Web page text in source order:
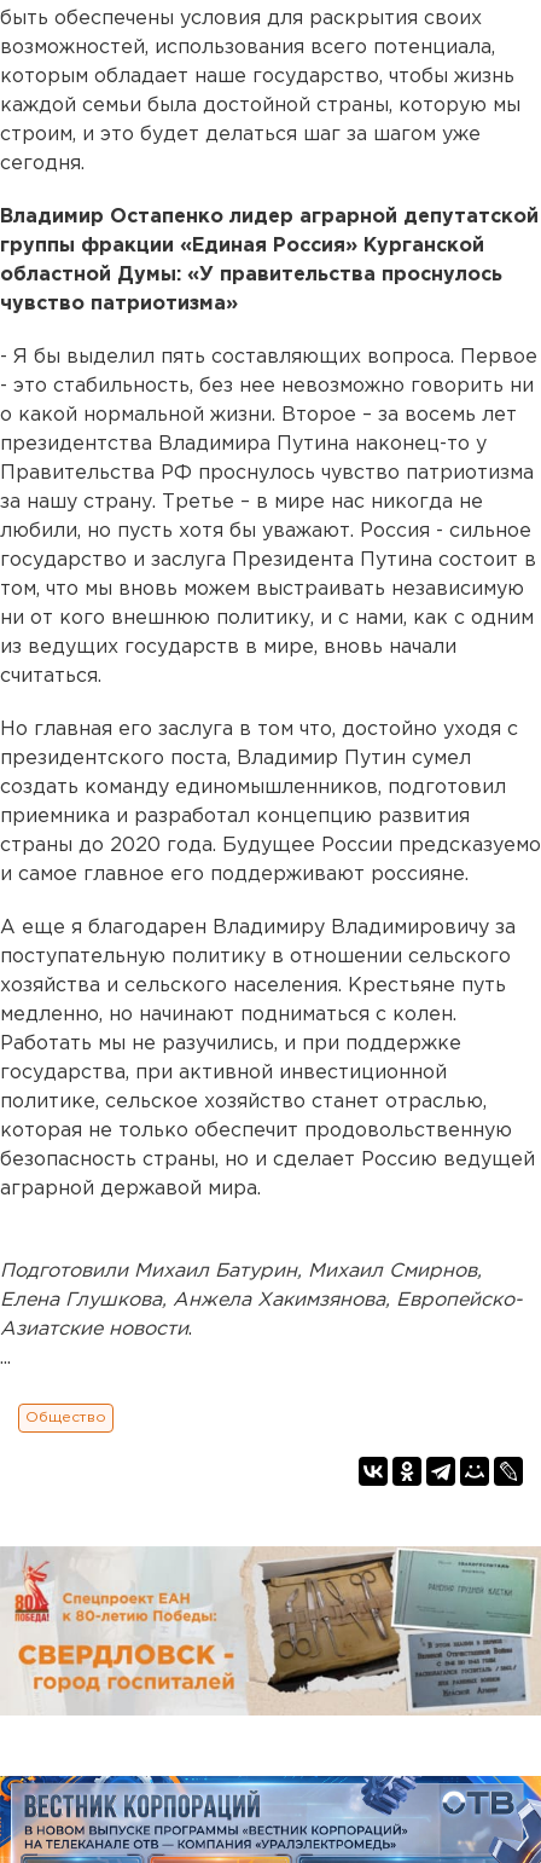
быть обеспечены условия для раскрытия своих
возможностей, использования всего потенциала,
которым обладает наше государство, чтобы жизнь
каждой семьи была достойной страны, которую мы
строим, и это будет делаться шаг за шагом уже
сегодня.
Владимир Остапенко лидер аграрной депутатской
группы фракции «Единая Россия» Курганской
областной Думы: «У правительства проснулось
чувство патриотизма»
- Я бы выделил пять составляющих вопроса. Первое
- это стабильность, без нее невозможно говорить ни
о какой нормальной жизни. Второе – за восемь лет
президентства Владимира Путина наконец-то у
Правительства РФ проснулось чувство патриотизма
за нашу страну. Третье – в мире нас никогда не
любили, но пусть хотя бы уважают. Россия - сильное
государство и заслуга Президента Путина состоит в
том, что мы вновь можем выстраивать независимую
ни от кого внешнюю политику, и с нами, как с одним
из ведущих государств в мире, вновь начали
считаться.
Но главная его заслуга в том что, достойно уходя с
президентского поста, Владимир Путин сумел
создать команду единомышленников, подготовил
приемника и разработал концепцию развития
страны до 2020 года. Будущее России предсказуемо
и самое главное его поддерживают россияне.
А еще я благодарен Владимиру Владимировичу за
поступательную политику в отношении сельского
хозяйства и сельского населения. Крестьяне путь
медленно, но начинают подниматься с колен.
Работать мы не разучились, и при поддержке
государства, при активной инвестиционной
политике, сельское хозяйство станет отраслью,
которая не только обеспечит продовольственную
безопасность страны, но и сделает Россию ведущей
аграрной державой мира.
Подготовили Михаил Батурин, Михаил Смирнов,
Елена Глушкова, Анжела Хакимзянова, Европейско-
Азиатские новости.
...
Общество